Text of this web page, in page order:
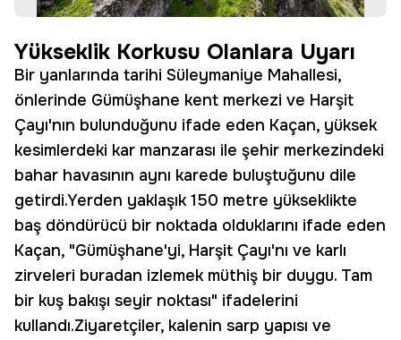
Yükseklik Korkusu Olanlara Uyarı
Bir yanlarında tarihi Süleymaniye Mahallesi,
önlerinde Gümüşhane kent merkezi ve Harşit
Çayı'nın bulunduğunu ifade eden Kaçan, yüksek
kesimlerdeki kar manzarası ile şehir merkezindeki
bahar havasının aynı karede buluştuğunu dile
getirdi.Yerden yaklaşık 150 metre yükseklikte
baş döndürücü bir noktada olduklarını ifade eden
Kaçan, "Gümüşhane'yi, Harşit Çayı'nı ve karlı
zirveleri buradan izlemek müthiş bir duygu. Tam
bir kuş bakışı seyir noktası" ifadelerini
kullandı.Ziyaretçiler, kalenin sarp yapısı ve